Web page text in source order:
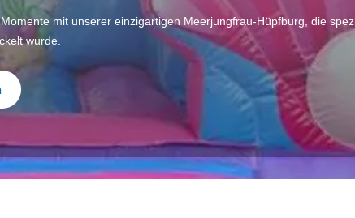
mit unserer einzigartigen Meerjungfrau-Hüpfburg, die
wurde.